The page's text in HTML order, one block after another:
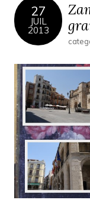
27
JUIL
2013